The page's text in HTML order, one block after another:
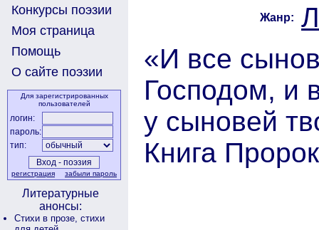
Конкурсы поэзии
Моя страница
Помощь
О сайте поэзии
Для зарегистрированных
пользователей
логин:
пароль:
тип:
регистрация забыли пароль
Литературные
анонсы:
Стихи в прозе, стихи
Жанр:
«И все
Господом, и
у сыновей
Книга